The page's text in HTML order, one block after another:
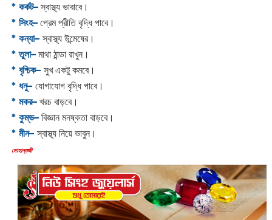
* কর্কট–স্বাস্থ্য ভাবাবে।
* সিংহ–প্রেম প্রীতি বৃদ্ধি পাবে।
* কন্যা–স্বাস্থ্য উন্মেষের।
* তুলা–মাথা ঠান্ডা রাখুন।
* বৃশ্চিক– সুখ একটু কমবে।
* ধনু– যোগাযোগ বৃদ্ধি পাবে।
* মকর–খরচ বাড়বে।‌
* কুম্ভ–বিজ্ঞান মনষ্কতা বাড়বে।
* মীন–স্বাস্থ্য নিয়ে ভাবুন।
‌মোহান্তজী‌‌‌‌‌‌‌‌‌‌‌‌‌‌‌‌‌